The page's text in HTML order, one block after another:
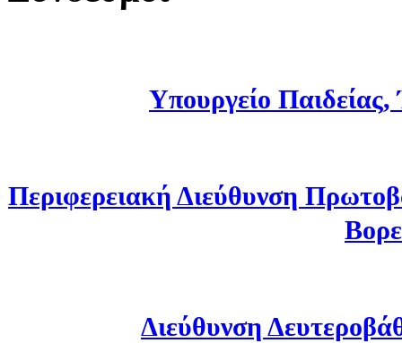
Υπουργείο
Περιφερειακή Διεύθυνση
Διεύθυνση